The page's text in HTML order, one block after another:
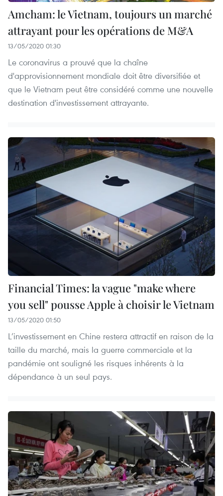
Amcham: le Vietnam, toujours un marché
attrayant pour les opérations de M&A
13/05/2020 01:30
Le coronavirus a prouvé que la chaîne
d'approvisionnement mondiale doit être diversifiée et
que le Vietnam peut être considéré comme une nouvelle
destination d'investissement attrayante.
Financial Times: la vague "make where
you sell" pousse Apple à choisir le Vietnam
13/05/2020 01:50
L’investissement en Chine restera attractif en raison de la
taille du marché, mais la guerre commerciale et la
pandémie ont souligné les risques inhérents à la
dépendance à un seul pays.